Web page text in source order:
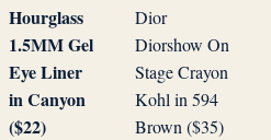
Hourglass
1.5MM Gel
Eye Liner
in Canyon
($22)
Dior
Diorshow On
Stage Crayon
Kohl in 594
Brown ($35)